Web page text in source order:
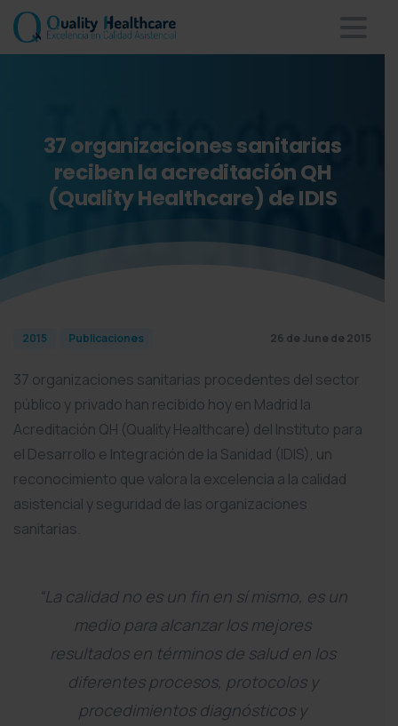
37organizacionessanitarias
recibenlaacreditaciónQH
(QualityHealthcare) deIDIS
2015 Publicaciones 26 de June de 2015
37 organizaciones sanitarias procedentes del sector
público y privado han recibido hoy en Madrid la
Acreditación QH (Quality Healthcare) del Instituto para
el Desarrollo e Integración de la Sanidad (IDIS), un
reconocimiento que valora la excelencia a la calidad
asistencial y seguridad de las organizaciones
sanitarias.
“La calidad no es un fin en sí mismo, es un
medio para alcanzar los mejores
resultados en términos de salud en los
diferentes procesos, protocolos y
procedimientos diagnósticos y